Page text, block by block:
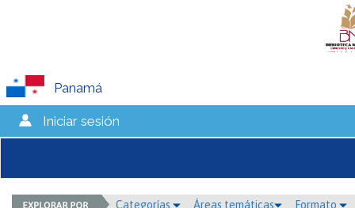
Panamá
Iniciar sesión
Categorías Áreas temáticas Formato